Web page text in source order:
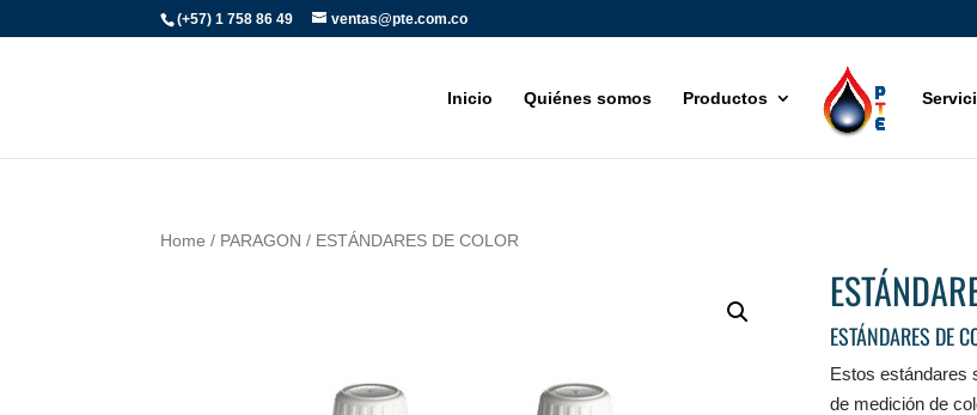
(+57) 1 758 86 49 ventas@pte.com.co
Inicio Quiénes somos Productos
Home / PARAGON / ESTÁNDARES DE COLOR
ESTÁNDARES DE
Estos estándares
de medición de